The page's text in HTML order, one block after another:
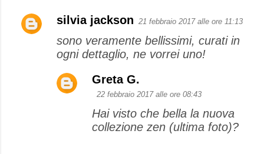
silvia jackson 21 febbraio 2017 alle ore 11:13
sono veramente bellissimi, curati in
ogni dettaglio, ne vorrei uno!
Greta G.
22 febbraio 2017 alle ore 08:43
Hai visto che bella la nuova
collezione zen (ultima foto)?